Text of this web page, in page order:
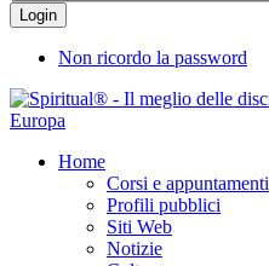
Non ricordo la password
Home
Corsi e appuntamenti
Profili pubblici
Siti Web
Notizie